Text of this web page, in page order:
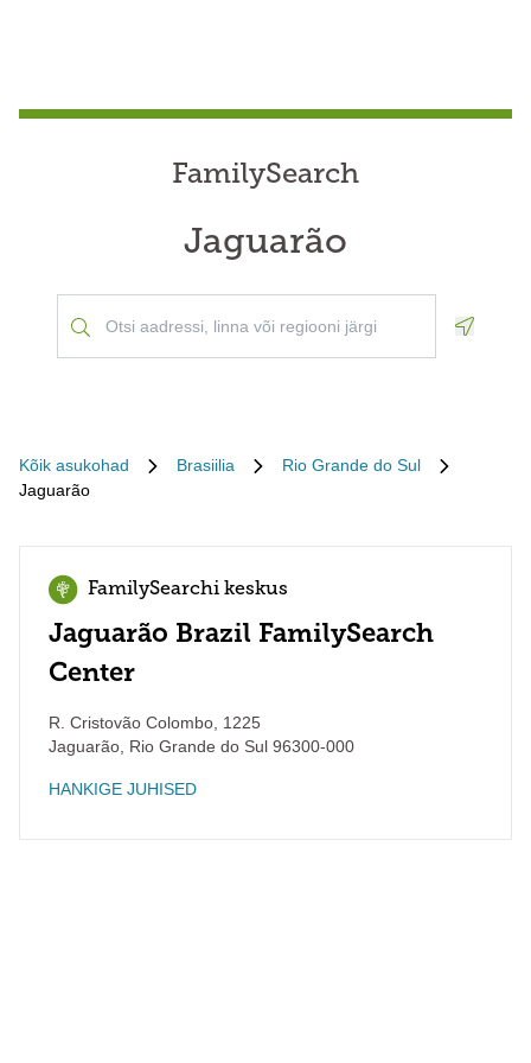
FamilySearch
Jaguarão
Kõik asukohad Brasiilia
Rio Grande do Sul
Jaguarão
FamilySearchi keskus
Jaguarão Brazil FamilySearch
Center
R. Cristovão Colombo, 1225
Jaguarão Rio Grande do Sul 96300-000
HANKIGE JUHISED